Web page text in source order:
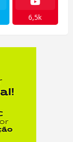
6,5k